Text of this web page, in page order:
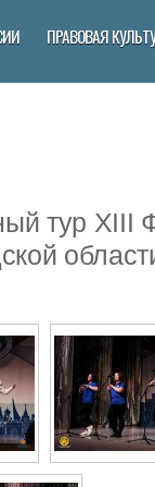
ПРАВОВАЯ
тур XIII